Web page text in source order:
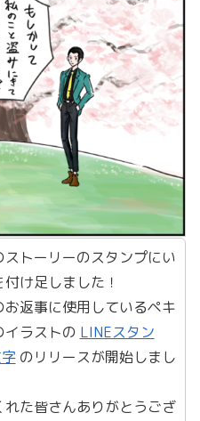
トーリーのスタンプにい
け足しました！
お返事に使用しているペキ
イラストの LINEスタン
のリリースが開始しまし
た皆さんありがとうござ